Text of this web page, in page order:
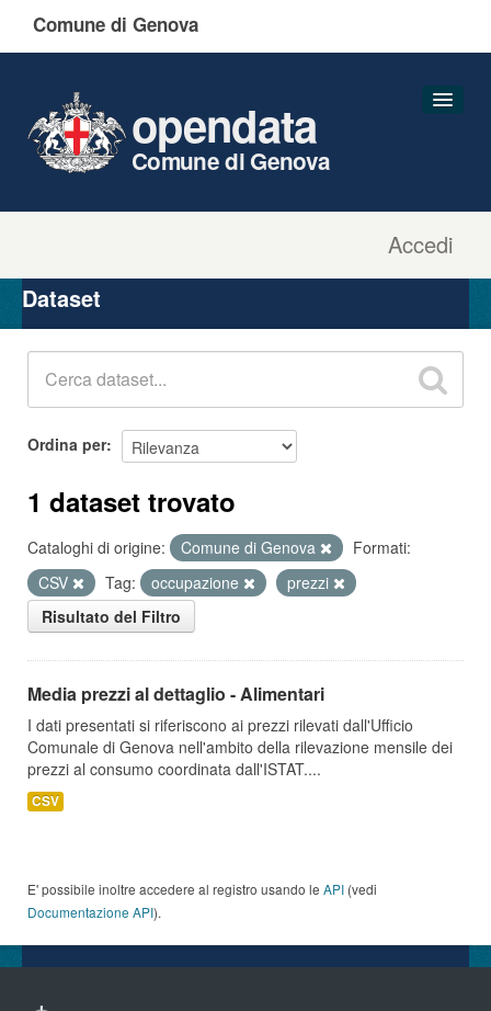
Comune di Genova
Accedi
opendata
Comune di Genova
Organizzazioni
Gruppi
Dataset
Ordina per
1 dataset trovato
Cataloghi di origine: Comune di Genova
Formati:
CSV
Tag: occupazione
prezzi
Risultato del Filtro
Media prezzi al dettaglio - Alimentari
I dati presentati si riferiscono ai prezzi rilevati dall'Ufficio
Comunale di Genova nell'ambito della rilevazione mensile dei
prezzi al consumo coordinata dall'ISTAT....
CSV
E' possibile inoltre accedere al registro usando le API (vedi
Documentazione API).